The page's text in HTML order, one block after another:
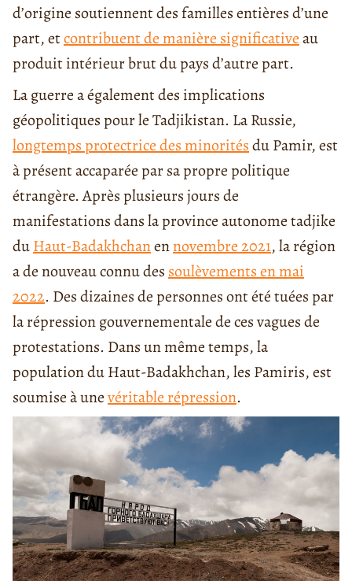
d’origine soutiennent des familles entières d’une
part, etcontribuent de manière significativeau
produit intérieur brut du pays d’autre part.
La guerre a également des implications
géopolitiques pour le Tadjikistan. La Russie,
longtemps protectrice des minoritésdu Pamir, est
à présent accaparée par sa propre politique
étrangère. Après plusieurs jours de
manifestations dans la province autonome tadjike
duHaut-Badakhchanennovembre 2021, la région
a de nouveau connu des soulèvements en mai
2022. Des dizaines de personnes ont été tuées par
la répression gouvernementale de ces vagues de
protestations. Dans un même temps, la
population du Haut-Badakhchan, les Pamiris, est
soumise à unevéritable répression.